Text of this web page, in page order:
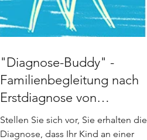
"Diagnose-Buddy" -
Familienbegleitung nach
Erstdiagnose von
Neurofibromatose
Stellen Sie sich vor, Sie erhalten die
Diagnose, dass Ihr Kind an einer